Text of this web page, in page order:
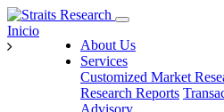
About Us
Services
Customized Market
Research Reports
Advisory
Inicio